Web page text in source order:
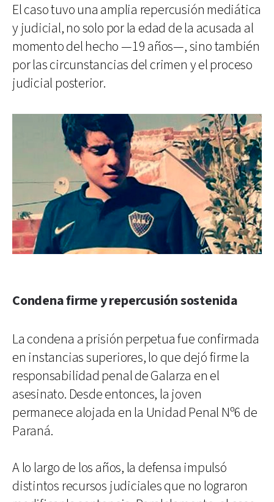
El caso tuvo una amplia repercusión mediática
y judicial, no solo por la edad de la acusada al
momento del hecho —19 años—, sino también
por las circunstancias del crimen y el proceso
judicial posterior.
Condena firme y repercusión sostenida
La condena a prisión perpetua fue confirmada
en instancias superiores, lo que dejó firme la
responsabilidad penal de Galarza en el
asesinato. Desde entonces, la joven
permanece alojada en la Unidad Penal Nº6 de
Paraná.
A lo largo de los años, la defensa impulsó
distintos recursos judiciales que no lograron